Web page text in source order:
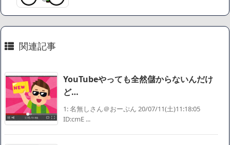
【悲報】読売新聞、「避難所の自販機が壊されて窃盗され
関連記事
YouTubeやっても全然儲からないんだけ
ど…
1: 名無しさん＠おーぷん 20/07/11(土)11:18:05
ID:cmE ...